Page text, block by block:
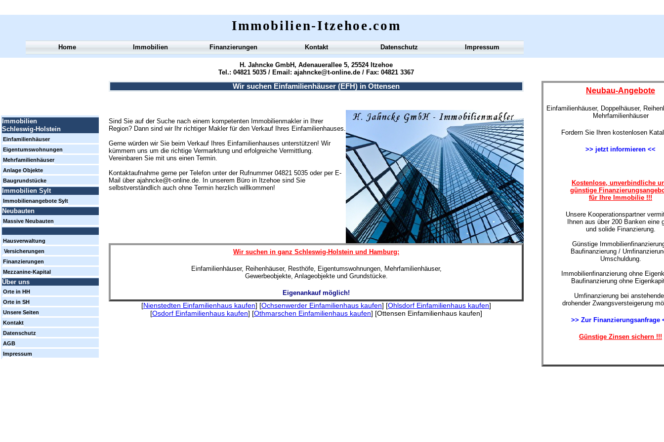
Wir suchen Einfamilienhäuser (EFH) in Ottensen
Sind Sie auf der Suche nach einem kompetenten Immobilienmakler in Ihrer
Region? Dann sind wir Ihr richtiger Makler für den Verkauf Ihres Einfamilienhauses.
Gerne würden wir Sie beim Verkauf Ihres Einfamilienhauses unterstützen! Wir
kümmern uns um die richtige Vermarktung und erfolgreiche Vermittlung.
Vereinbaren Sie mit uns einen Termin.
Kontaktaufnahme gerne per Telefon unter der Rufnummer 04821 5035 oder per E-
Mail über ajahncke@t-online.de. In unserem Büro in Itzehoe sind Sie
selbstverständlich auch ohne Termin herzlich willkommen!
Wir suchen in ganz Schleswig-Holstein und Hamburg:
Einfamilienhäuser, Reihenhäuser, Resthöfe, Eigentumswohnungen, Mehrfamilienhäuser,
Gewerbeobjekte, Anlageobjekte und Grundstücke.
Eigenankauf möglich!
[Nienstedten Einfamilienhaus kaufen] [Ochsenwerder Einfamilienhaus kaufen] [Ohlsdorf Einfamilienhaus kaufen]
[Osdorf Einfamilienhaus kaufen] [Othmarschen Einfamilienhaus kaufen] [Ottensen Einfamilienhaus kaufen]
Immobilien-Itzehoe.com
H. Jahncke GmbH, Adenauerallee 5, 25524 Itzehoe
Tel.: 04821 5035 / Email: ajahncke@t-online.de / Fax: 04821 3367
Home Immobilien Finanzierungen Kontakt Datenschutz Impressum
Immobilien
Schleswig-Holstein
Einfamilienhäuser
Eigentumswohnungen
Mehrfamilienhäuser
Anlage Objekte
Baugrundstücke
Immobilien Sylt
Immobilienangebote Sylt
Neubauten
Massive Neubauten
Hausverwaltung
Versicherungen
Finanzierungen
Mezzanine-Kapital
Über uns
Orte in HH
Orte in SH
Unsere Seiten
Kontakt
Datenschutz
AGB
Impressum
Neubau-Angebote
Einfamilienhäuser, Doppelhäuser,
Mehrfamilienhäuser
Fordern Sie Ihren kostenlosen
>> jetzt informieren <<
Kostenlose, unverbindliche
günstige
für Ihre Immobilie !!!
Unsere Kooperationspartner
Ihnen aus über 200 Banken eine
und solide Finanzierung.
Günstige
Baufinanzierung /
Umschuldung.
Immobilienfinanzierung ohne
Baufinanzierung ohne
Umfinanzierung bei
drohender Zwangsversteigerung
>> Zur Finanzierungsanfrage
Günstige Zinsen sichern !!!